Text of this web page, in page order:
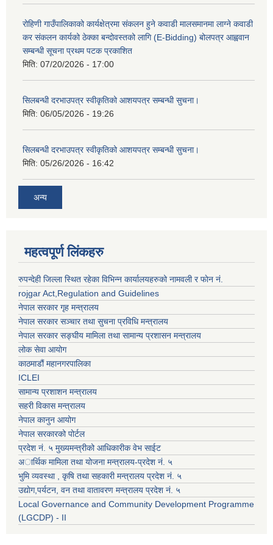
रोहिणी गाउँपालिकाको कार्यक्षेत्रमा संकलन हुने कवाडी मालसमानमा लाग्ने कवाडी
कर संकलन कार्यको ठेक्का बन्दोवस्तको लागि (E-Bidding) बोलपत्र आह्ववान
सम्बन्धी सूचना प्रथम पटक प्रकाशित
मिति: 07/20/2026 - 17:00
सिलबन्धी दरभाउपत्र स्वीकृतिको आशयपत्र सम्बन्धी सुचना।
मिति: 06/05/2026 - 19:26
सिलबन्धी दरभाउपत्र स्वीकृतिको आशयपत्र सम्बन्धी सुचना।
मिति: 05/26/2026 - 16:42
अन्य
महत्वपूर्ण लिंकहरु
रुपन्देही जिल्ला स्थित रहेका विभिन्न कार्यालयहरुको नामवली र फाेन न‌ं.
rojgar Act,Regulation and Guidelines
नेपाल सरकार गृह मन्त्रालय
नेपाल सरकार सञ्चार तथा सुचना प्रविधि मन्त्रालय
नेपाल सरकार सङ्घीय मामिला तथा सामान्य प्रशासन मन्त्रालय
लोक सेवा आयोग
काठमाडौं महानगरपालिका
ICLEI
सामान्य प्रशाशन मन्त्रालय
सहरी विकास मन्त्रालय
नेपाल कानुन आयोग
नेपाल सरकारको पोर्टल
प्रदेश नं. ५ मुख्यमन्त्रीको आधिकारीक वेभ साईट
अार्थिक मामिला तथा योजना मन्त्रालय-प्रदेश नं. ५
भुमि व्यवस्था , कृषि तथा सहकारी मन्त्रालय प्रदेश नं. ५
उद्याेग,पर्यटन, वन तथा वातावरण मन्त्रालय प्रदेश नं. ५
Local Governance and Community Development Programme
(LGCDP) - II